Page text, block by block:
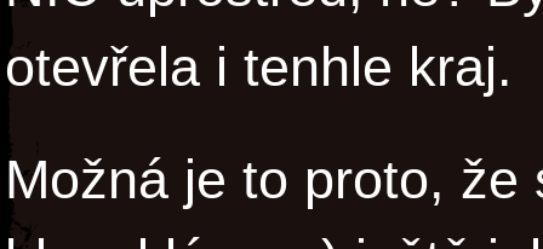
otevřela i tenhle kraj.
Možná je to proto,